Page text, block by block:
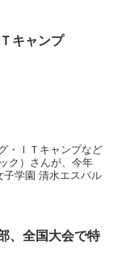
キャンプ
・ＩＴキャンプなど
）さんが、今年
子学園 清水エスパル
、全国大会で特